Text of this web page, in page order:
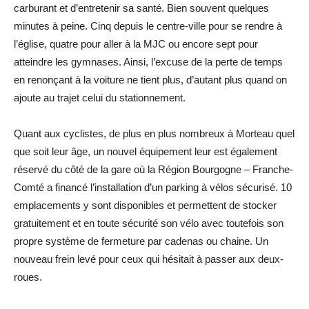
carburant et d’entretenir sa santé. Bien souvent quelques
minutes à peine. Cinq depuis le centre-ville pour se rendre à
l’église, quatre pour aller à la MJC ou encore sept pour
atteindre les gymnases. Ainsi, l’excuse de la perte de temps
en renonçant à la voiture ne tient plus, d’autant plus quand on
ajoute au trajet celui du stationnement.
Quant aux cyclistes, de plus en plus nombreux à Morteau quel
que soit leur âge, un nouvel équipement leur est également
réservé du côté de la gare où la Région Bourgogne – Franche-
Comté a financé l’installation d’un parking à vélos sécurisé. 10
emplacements y sont disponibles et permettent de stocker
gratuitement et en toute sécurité son vélo avec toutefois son
propre système de fermeture par cadenas ou chaine. Un
nouveau frein levé pour ceux qui hésitait à passer aux deux-
roues.